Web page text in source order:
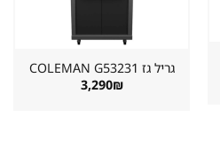
גריל גז ⁦COLEMAN G53231⁩
3,290